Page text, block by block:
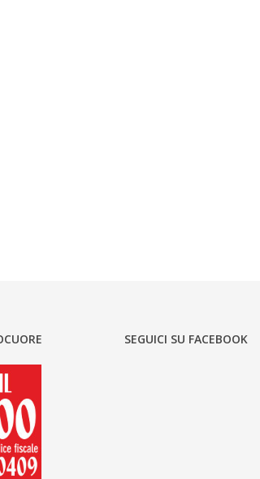
SEGUICI SU FACEBOOK